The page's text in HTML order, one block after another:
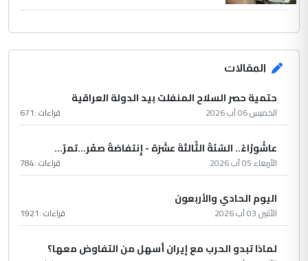
المقالات
حتمية حصر السلاح المنفلت بيد الدولة العراقية
الخميس 06 آب 2026 قراءات :671
عاشُورْاءُ.. السّنَةُ الثّالثةَ عشَرَة - إِنتفاضةُ صفَر…تمرّ...
الأربعاء 05 آب 2026 قراءات :784
اليوم الحادي والأربعون
الأثنين 03 آب 2026 قراءات :1921
لماذا تبدو الحرب مع إيران أسهل من التفاوض معها؟